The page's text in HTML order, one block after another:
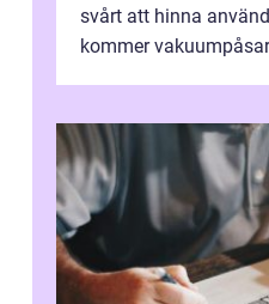
svårt att hinna
kommer